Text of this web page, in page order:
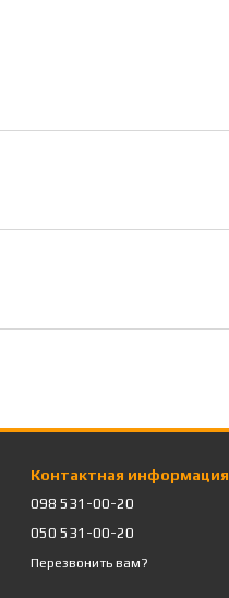
Контактная информация
098 531-00-20
050 531-00-20
Перезвонить вам?